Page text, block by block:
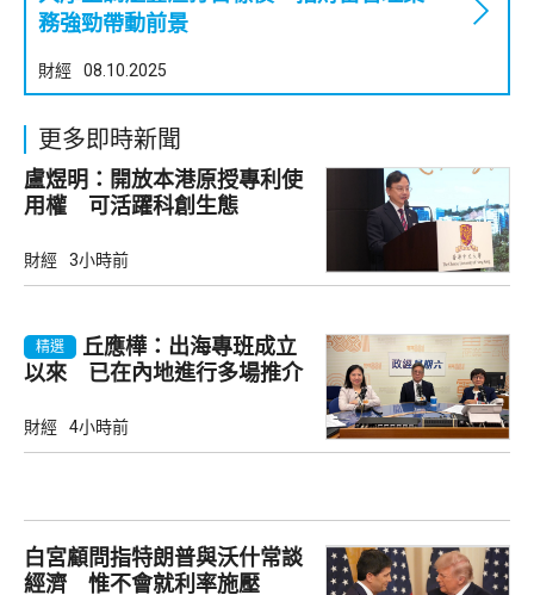
務強勁帶動前景
財經 08.10.2025
更多即時新聞
盧煜明：開放本港原授專利使
用權 可活躍科創生態
財經 3小時前
精選
丘應樺：出海專班成立
以來 已在內地進行多場推介
財經 4小時前
白宮顧問指特朗普與沃什常談
經濟 惟不會就利率施壓